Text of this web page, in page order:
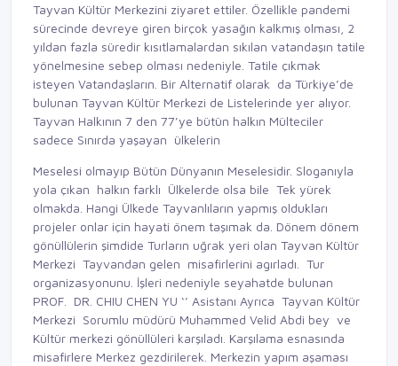
Tayvan Kültür Merkezini ziyaret ettiler. Özellikle pandemi
sürecinde devreye giren birçok yasağın kalkmış olması, 2
yıldan fazla süredir kısıtlamalardan sıkılan vatandaşın tatile
yönelmesine sebep olması nedeniyle. Tatile çıkmak
isteyen Vatandaşların. Bir Alternatif olarak da Türkiye’de
bulunan Tayvan Kültür Merkezi de Listelerinde yer alıyor.
Tayvan Halkının 7 den 77’ye bütün halkın Mülteciler
sadece Sınırda yaşayan ülkelerin
Meselesi olmayıp Bütün Dünyanın Meselesidir. Sloganıyla
yola çıkan halkın farklı Ülkelerde olsa bile Tek yürek
olmakda. Hangi Ülkede Tayvanlıların yapmış oldukları
projeler onlar için hayati önem taşımak da. Dönem dönem
gönüllülerin şimdide Turların uğrak yeri olan Tayvan Kültür
Merkezi Tayvandan gelen misafirlerini agırladı. Tur
organizasyonunu. İşleri nedeniyle seyahatde bulunan
PROF. DR. CHIU CHEN YU ‘’ Asistanı Ayrıca Tayvan Kültür
Merkezi Sorumlu müdürü Muhammed Velid Abdi bey ve
Kültür merkezi gönüllüleri karşıladı. Karşılama esnasında
misafirlere Merkez gezdirilerek. Merkezin yapım aşaması